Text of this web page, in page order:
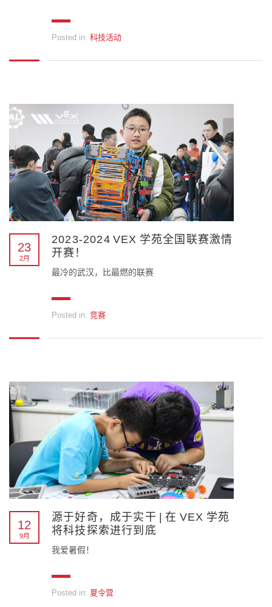
Posted in: 科技活动
23
2月
2023-2024 VEX 学苑全国联赛激情
开赛！
最冷的武汉，比最燃的联赛
Posted in: 竞赛
12
9月
源于好奇，成于实干 | 在 VEX 学苑
将科技探索进行到底
我爱暑假！
Posted in: 夏令营